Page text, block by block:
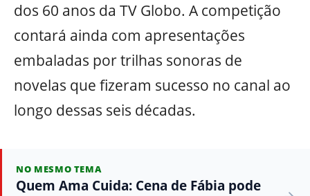
dos 60 anos da TV Globo. A competição
contará ainda com apresentações
embaladas por trilhas sonoras de
novelas que fizeram sucesso no canal ao
longo dessas seis décadas.
NO MESMO TEMA
Quem Ama Cuida: Cena de Fábia pode